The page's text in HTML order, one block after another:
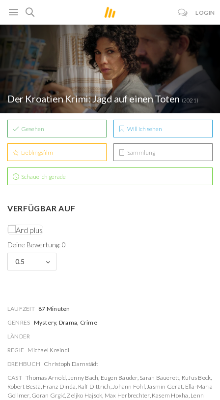
LOGIN
Der Kroatien Krimi: Jagd auf einen Toten (2021)
Gesehen Will ich sehen
Lieblingsfilm Sammlung
Schaue ich gerade
VERFÜGBAR AUF
Deine Bewertung: 0
0.5
LAUFZEIT 87 Minuten
GENRES Mystery, Drama, Crime
LÄNDER
REGIE Michael Kreindl
DREHBUCH Christoph Darnstädt
CAST Thomas Arnold, Jenny Bach, Eugen Bauder, Sarah Bauerett, Rufus Beck,
Robert Besta, Franz Dinda, Ralf Dittrich,Johann Fohl,Jasmin Gerat, Ella-Maria
Gollmer, Goran Grgić,Zeljko Hajsok, Max Herbrechter, Kasem Hoxha, Lenn